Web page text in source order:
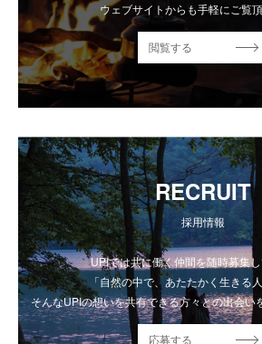
ウェブサイトからも手軽にご覧頂
閲覧する
RECRUIT
採用情報
UPIでは共に働く仲間を随時募集し
「自然の中で、あたたかく生きる
そんなUPIの想いを共有できる方々との出会い
応募する